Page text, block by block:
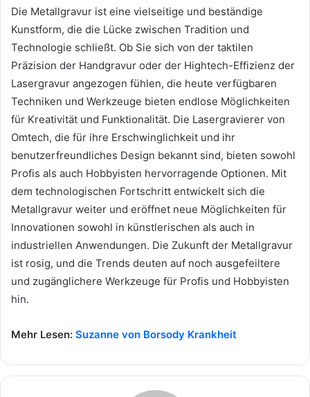
Die Metallgravur ist eine vielseitige und beständige
Kunstform, die die Lücke zwischen Tradition und
Technologie schließt. Ob Sie sich von der taktilen
Präzision der Handgravur oder der Hightech-Effizienz der
Lasergravur angezogen fühlen, die heute verfügbaren
Techniken und Werkzeuge bieten endlose Möglichkeiten
für Kreativität und Funktionalität. Die Lasergravierer von
Omtech, die für ihre Erschwinglichkeit und ihr
benutzerfreundliches Design bekannt sind, bieten sowohl
Profis als auch Hobbyisten hervorragende Optionen. Mit
dem technologischen Fortschritt entwickelt sich die
Metallgravur weiter und eröffnet neue Möglichkeiten für
Innovationen sowohl in künstlerischen als auch in
industriellen Anwendungen. Die Zukunft der Metallgravur
ist rosig, und die Trends deuten auf noch ausgefeiltere
und zugänglichere Werkzeuge für Profis und Hobbyisten
hin.
Mehr Lesen: Suzanne von Borsody Krankheit